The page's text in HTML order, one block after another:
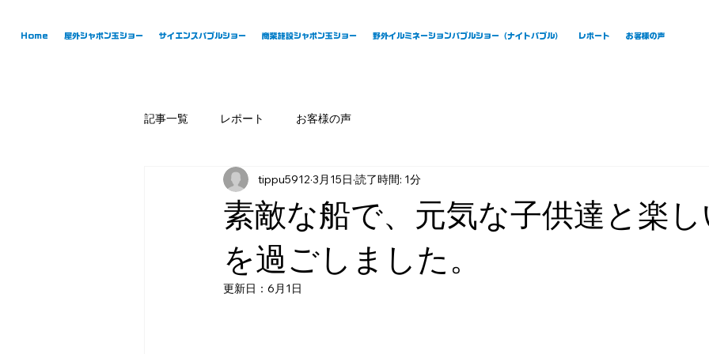
Home 屋外シャボン玉ショー サイエンスバブルショー 商業施設シャボン玉ショー 野外イルミネーションバブルショー（ナイトバブル） レポート お客様の声
記事一覧 レポート お客様の声
素敵な船で、元気な子供達と楽
を過ごしました。
tippu5912 3月15日 読了時間: 1分
更新日： 6月1日